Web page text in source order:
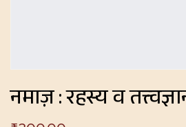
नमाज़ : रहस्य व